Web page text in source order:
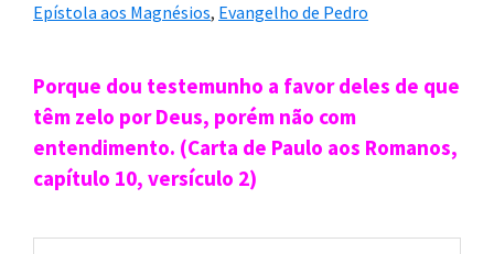
Epístola aos Magnésios, Evangelho de Pedro
Sidebar
primária
Porque dou testemunho a favor deles de que
têm zelo por Deus, porém não com
entendimento. (Carta de Paulo aos Romanos,
capítulo 10, versículo 2)